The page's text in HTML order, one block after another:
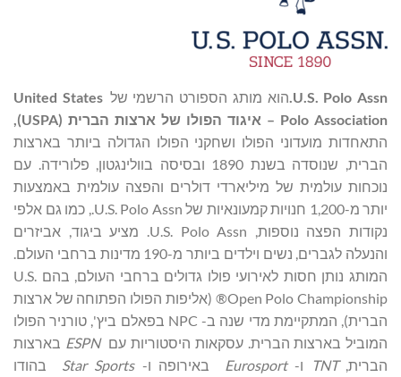
U.S. Polo Assn. הוא מותג הספורט הרשמי של United States
Polo Association – איגוד הפולו של ארצות הברית (USPA
),
התאחדות מועדוני הפולו ושחקני הפולו הגדולה ביותר בארצות
הברית, שנוסדה בשנת 1890 ובסיסה בוולינגטון, פלורידה. עם
נוכחות עולמית של מיליארדי דולרים והפצה עולמית באמצעות
יותר מ-1,200 חנויות קמעונאיות של U.S. Polo Assn., כמו גם אלפי
נקודות הפצה נוספות, U.S. Polo Assn. מציע ביגוד, אביזרים
והנעלה לגברים, נשים וילדים ביותר מ-190 מדינות ברחבי העולם.
המותג נותן חסות לאירועי פולו גדולים ברחבי העולם, בהם U.S.
Open Polo Championship® (אליפות הפולו הפתוחה של ארצות
הברית), המתקיימת מדי שנה ב- NPC בפאלם ביץ', טורניר הפולו
המוביל בארצות הברית. עסקאות היסטוריות עםESPN בארצות
הברית,TNT ו-Eurosport באירופה ו- Star Sports
בהודו